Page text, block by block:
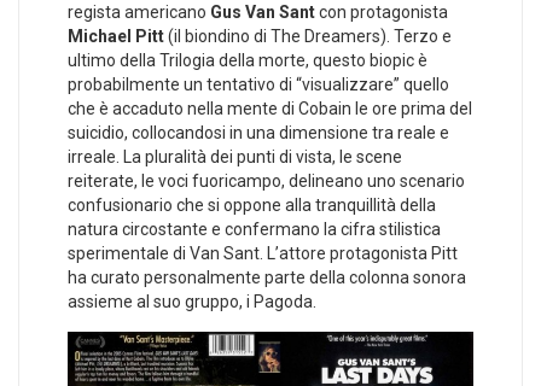
regista americano Gus Van Santcon protagonista
Michael Pitt(il biondino di The Dreamers). Terzo e
ultimo della Trilogia della morte, questo biopic è
probabilmente un tentativo di “visualizzare” quello
che è accaduto nella mente di Cobain le ore prima del
suicidio, collocandosi in una dimensione tra reale e
irreale. La pluralità dei punti di vista, le scene
reiterate, le voci fuoricampo, delineano uno scenario
confusionario che si oppone alla tranquillità della
natura circostante e confermano la cifra stilistica
sperimentale di Van Sant. L’attore protagonista Pitt
ha curato personalmente parte della colonna sonora
assieme al suo gruppo, i Pagoda.